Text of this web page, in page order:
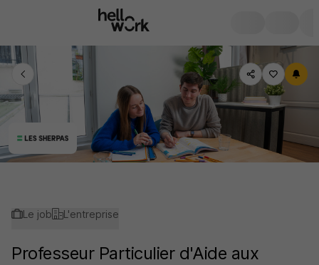
Le job L'entreprise
Professeur Particulier d'Aide aux